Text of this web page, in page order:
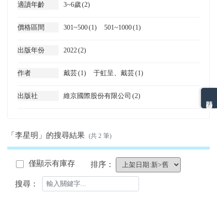
適讀年齡 3~6歲(2)
價格區間 301~500(1) 501~1000(1)
出版年份 2022(2)
作者 戴芸(1) 于虹呈、戴芸(1)
出版社 維京國際股份有限公司 (2)
「李星明」的搜尋結果 (共 2 筆)
僅顯示有庫存 排序：
搜尋：